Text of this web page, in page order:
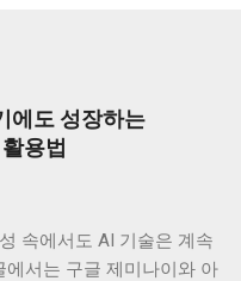
에도 성장하는
용법
속에서도 AI 기술은 계속
에서는 구글 제미나이와 아